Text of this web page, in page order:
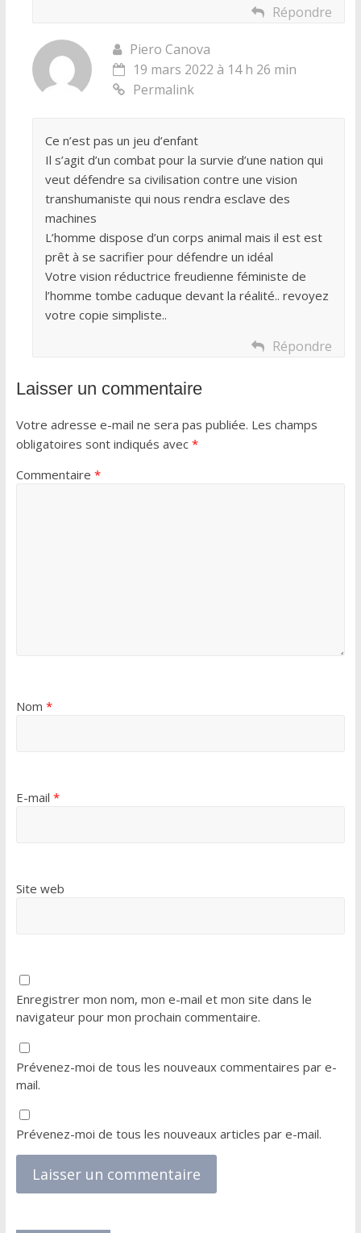
Répondre
Piero Canova
19 mars 2022 à 14 h 26 min
Permalink
Ce n’est pas un jeu d’enfant
Il s’agit d’un combat pour la survie d’une nation qui
veut défendre sa civilisation contre une vision
transhumaniste qui nous rendra esclave des
machines
L’homme dispose d’un corps animal mais il est est
prêt à se sacrifier pour défendre un idéal
Votre vision réductrice freudienne féministe de
l’homme tombe caduque devant la réalité.. revoyez
votre copie simpliste..
Répondre
Laisser un commentaire
Votre adresse e-mail ne sera pas publiée. Les champs
obligatoires sont indiqués avec *
Commentaire *
Nom *
E-mail *
Site web
Enregistrer mon nom, mon e-mail et mon site dans le
navigateur pour mon prochain commentaire.
Prévenez-moi de tous les nouveaux commentaires par e-
mail.
Prévenez-moi de tous les nouveaux articles par e-mail.